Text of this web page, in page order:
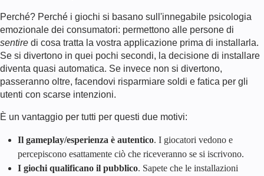
Perché? Perché i giochi si basano sull'innegabile psicologia
emozionale dei consumatori: permettono alle persone di
sentire di cosa tratta la vostra applicazione prima di installarla.
Se si divertono in quei pochi secondi, la decisione di installare
diventa quasi automatica. Se invece non si divertono,
passeranno oltre, facendovi risparmiare soldi e fatica per gli
utenti con scarse intenzioni.
È un vantaggio per tutti per questi due motivi:
Il gameplay/esperienza è autentico. I giocatori vedono e
percepiscono esattamente ciò che riceveranno se si iscrivono.
I giochi qualificano il pubblico. Sapete che le installazioni